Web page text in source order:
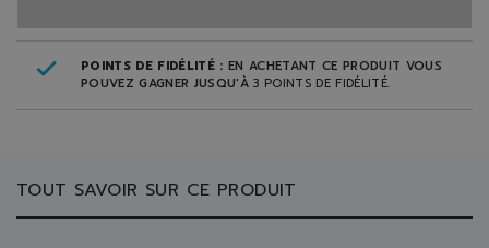
POINTS DE FIDÉLITÉ : EN ACHETANT CE PRODUIT VOUS
POUVEZ GAGNER JUSQU'À3 POINTS DE FIDÉLITÉ.
TOUT SAVOIR SUR CE PRODUIT